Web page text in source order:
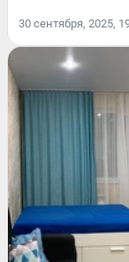
30 сентября, 2025,